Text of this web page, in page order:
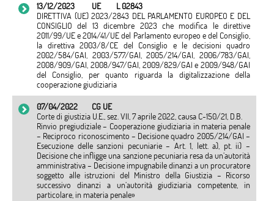
13/12/2023 UE
L 02843
DIRETTIVA (UE) 2023/2843 DEL PARLAMENTO EUROPEO E DEL
CONSIGLIO del 13 dicembre 2023 che modifica le direttive
2011/99/UE e 2014/41/UE del Parlamento europeo e del Consiglio,
la direttiva 2003/8/CE del Consiglio e le decisioni quadro
2002/584/GAI, 2003/577/GAI, 2005/214/GAI, 2006/783/GAI,
2008/909/GAI, 2008/947/GAI, 2009/829/GAI e 2009/948/GAI
del Consiglio, per quanto riguarda la digitalizzazione della
cooperazione giudiziaria
07/04/2022
CG UE
Corte di giustizia U.E., sez. VII, 7 aprile 2022, causa C-150/21, D.B.
Rinvio pregiudiziale – Cooperazione giudiziaria in materia penale
– Reciproco riconoscimento – Decisione quadro 2005/214/GAI –
Esecuzione delle sanzioni pecuniarie – Art. 1, lett. a), pt. ii) –
Decisione che infligge una sanzione pecuniaria resa da un’autorità
amministrativa – Decisione impugnabile dinanzi a un procuratore
soggetto alle istruzioni del Ministro della Giustizia – Ricorso
successivo dinanzi a un’autorità giudiziaria competente, in
particolare, in materia penale»